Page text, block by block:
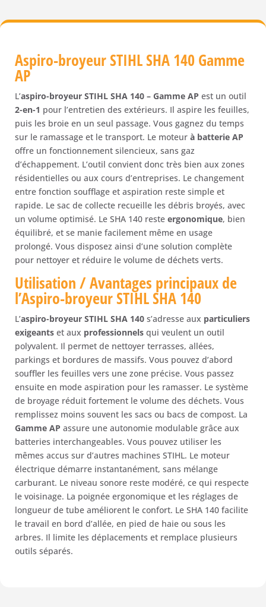
AP
Aspiro-broyeur STIHL SHA 140 Gamme
AP
L’aspiro-broyeur STIHL SHA 140 – Gamme AP est un outil
2-en-1 pour l’entretien des extérieurs. Il aspire les feuilles,
puis les broie en un seul passage. Vous gagnez du temps
sur le ramassage et le transport. Le moteur à batterie AP
offre un fonctionnement silencieux, sans gaz
d’échappement. L’outil convient donc très bien aux zones
résidentielles ou aux cours d’entreprises. Le changement
entre fonction soufflage et aspiration reste simple et
rapide. Le sac de collecte recueille les débris broyés, avec
un volume optimisé. Le SHA 140 reste ergonomique, bien
équilibré, et se manie facilement même en usage
prolongé. Vous disposez ainsi d’une solution complète
pour nettoyer et réduire le volume de déchets verts.
Utilisation / Avantages principaux de
l’Aspiro-broyeur STIHL SHA 140
L’aspiro-broyeur STIHL SHA 140 s’adresse aux particuliers
exigeants et aux professionnels qui veulent un outil
polyvalent. Il permet de nettoyer terrasses, allées,
parkings et bordures de massifs. Vous pouvez d’abord
souffler les feuilles vers une zone précise. Vous passez
ensuite en mode aspiration pour les ramasser. Le système
de broyage réduit fortement le volume des déchets. Vous
remplissez moins souvent les sacs ou bacs de compost. La
Gamme AP assure une autonomie modulable grâce aux
batteries interchangeables. Vous pouvez utiliser les
mêmes accus sur d’autres machines STIHL. Le moteur
électrique démarre instantanément, sans mélange
carburant. Le niveau sonore reste modéré, ce qui respecte
le voisinage. La poignée ergonomique et les réglages de
longueur de tube améliorent le confort. Le SHA 140 facilite
le travail en bord d’allée, en pied de haie ou sous les
arbres. Il limite les déplacements et remplace plusieurs
outils séparés.